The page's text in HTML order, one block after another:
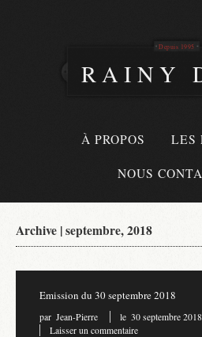
Depuis 1995
RAINY
À PROPOS LES
NOUS
Archive | septembre, 2018
Emission du 30 septembre 2018
par Jean-Pierre le 30 septembre 2018
Laisser un commentaire